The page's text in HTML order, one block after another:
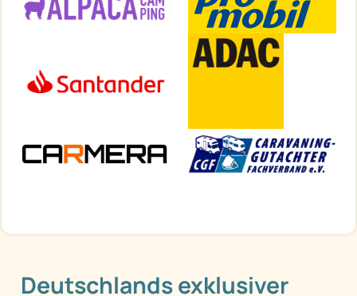
Deutschlands exklusiver